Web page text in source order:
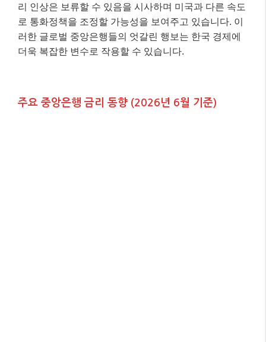
리 인상은 보류할 수 있음을 시사하며 미국과 다른 속도
로 통화정책을 조정할 가능성을 보여주고 있습니다. 이
러한 글로벌 중앙은행들의 엇갈린 행보는 한국 경제에
더욱 복잡한 변수로 작용할 수 있습니다.
주요 중앙은행 금리 동향 (2026년 6월 기준)